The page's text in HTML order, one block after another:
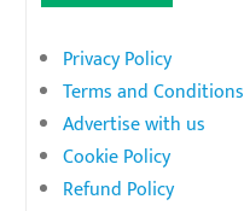
Privacy Policy
Terms and Conditions
Advertise with us
Cookie Policy
Refund Policy